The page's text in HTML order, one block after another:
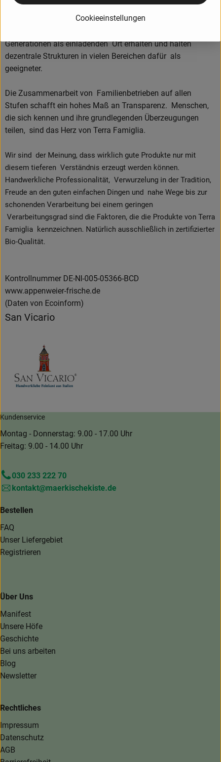
der wir uns am stärksten verbunden fühlen. Auch eine
Gemeinschaft gleichgesinnter hat familiären Charakter. Wir
Generationen als einladenden Ort erhalten und halten
dezentrale Strukturen in vielen Bereichen dafür als
geeigneter.
Die Zusammenarbeit von Familienbetrieben auf allen
Stufen schafft ein hohes Maß an Transparenz. Menschen,
die sich kennen und ihre grundlegenden Überzeugungen
teilen, sind das Herz von Terra Famiglia.
Wir sind der Meinung, dass wirklich gute Produkte nur mit
diesem tieferen Verständnis erzeugt werden können.
Handwerkliche Professionalität, Verwurzelung in der Tradition,
Freude an den guten einfachen Dingen und nahe Wege bis zur
schonenden Verarbeitung bei einem geringen
Verarbeitungsgrad sind die Faktoren, die die Produkte von Terra
Famiglia kennzeichnen. Natürlich ausschließlich in zertifizierter
Bio-Qualität.
Kontrollnummer DE-NI-005-05366-BCD
www.appenweier-frische.de
(Daten von Ecoinform)
San Vicario
Kundenservice
Montag - Donnerstag: 9.00 - 17.00 Uhr
Freitag: 9.00 - 14.00 Uhr
030 233 222 70
kontakt@maerkischekiste.de
Bestellen
FAQ
Unser Liefergebiet
Registrieren
Über Uns
Manifest
Unsere Höfe
Geschichte
Bei uns arbeiten
Blog
Newsletter
Rechtliches
Impressum
Datenschutz
AGB
Cookieeinstellungen